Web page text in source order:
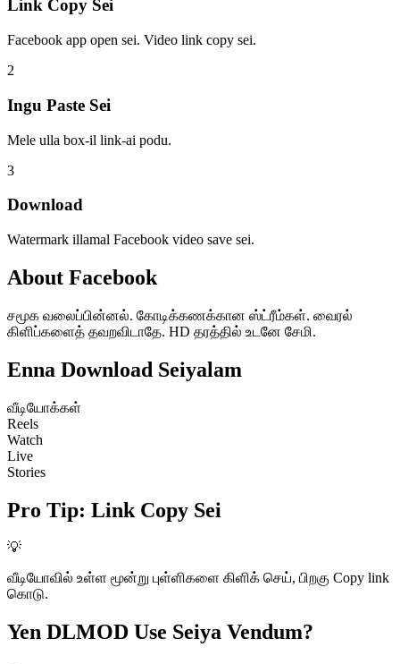
Link Copy Sei
Facebook app open sei. Video link copy sei.
2
Ingu Paste Sei
Mele ulla box-il link-ai podu.
3
Download
Watermark illamal Facebook video save sei.
About Facebook
சமூக வலைப்பின்னல். கோடிக்கணக்கான ஸ்ட்ரீம்கள். வைரல்
கிளிப்களைத் தவறவிடாதே. HD தரத்தில் உடனே சேமி.
Enna Download Seiyalam
வீடியோக்கள்
Reels
Watch
Live
Stories
Pro Tip: Link Copy Sei
💡
வீடியோவில் உள்ள மூன்று புள்ளிகளை கிளிக் செய், பிறகு Copy link
கொடு.
Yen DLMOD Use Seiya Vendum?